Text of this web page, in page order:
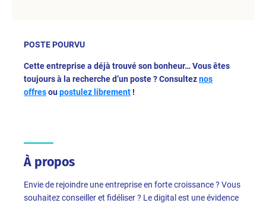
POSTE POURVU
Cette entreprise a déjà trouvé son bonheur… Vous êtes
toujours à la recherche d’un poste ? Consulteznos
offresoupostulez librement !
À propos
Envie de rejoindre une entreprise en forte croissance ? Vous
souhaitez conseiller et fidéliser ? Le digital est une évidence